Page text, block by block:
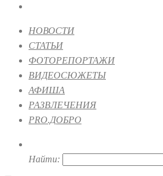
НОВОСТИ
СТАТЬИ
ФОТОРЕПОРТАЖИ
ВИДЕОСЮЖЕТЫ
АФИША
РАЗВЛЕЧЕНИЯ
PRO.ДОБРО
Найти: